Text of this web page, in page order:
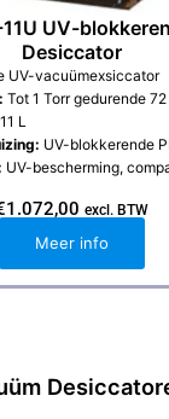
UV-
Desiccator
UV-vacuümexsiccator
Tot 1 Torr gedurende
11 L
UV-blokkerende
UV-bescherming,
1.072,00 excl. BTW
Meer info